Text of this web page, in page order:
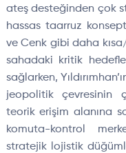
ateş desteğinden çok
hassas taarruz
ve Cenk gibi daha
sahadaki kritik
sağlarken,
jeopolitik çevresinin
teorik erişim alanına
komuta-kontrol
stratejik lojistik